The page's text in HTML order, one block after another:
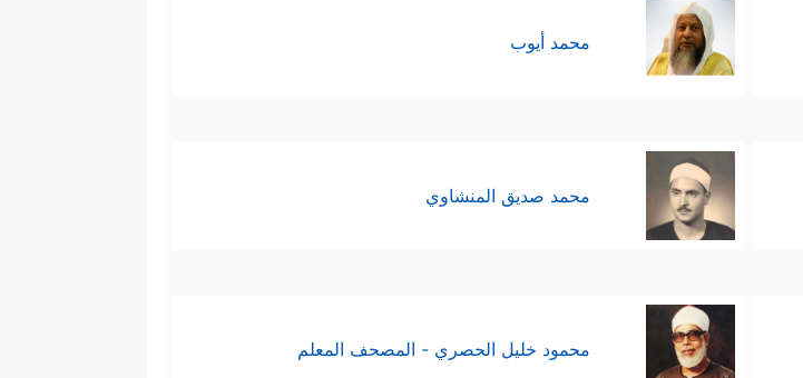
محمد أيوب
محمد صديق المنشاوي
محمود خليل الحصري - المصحف المعلم